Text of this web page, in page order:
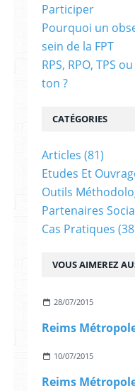
VOUS AIMEREZ
28/07/2015
10/07/2015
Participer
Pourquoi un
sein de la FPT
RPS, RPO, TPS
ton ?
CATÉGORIES
Articles (81)
Etudes Et
Outils
Partenaires
Cas Pratiques